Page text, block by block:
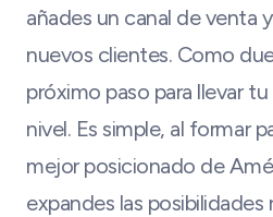
añades un canal de venta
nuevos clientes. Como
próximo paso para llevar
nivel. Es simple, al formar
mejor posicionado de
expandes las posibilidades